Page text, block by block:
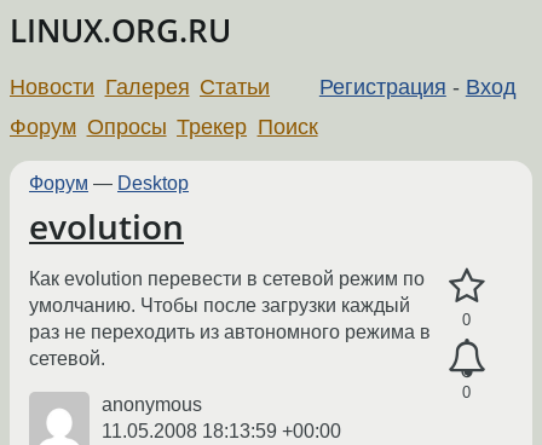
LINUX.ORG.RU
Регистрация - Вход
Новости Галерея Статьи
Форум Опросы Трекер Поиск
Форум — Desktop
evolution
0
0
Как evolution перевести в сетевой режим по
умолчанию. Чтобы после загрузки каждый
раз не переходить из автономного режима в
сетевой.
anonymous
11.05.2008 18:13:59 +00:00